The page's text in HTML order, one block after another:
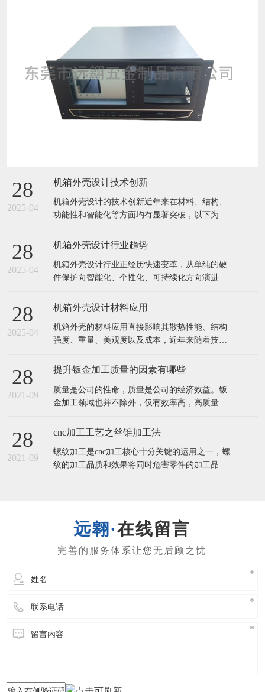
28
2025-04
机箱外壳设计技术创新
机箱外壳设计的技术创新近年来在材料、结构、
功能性和智能化等方面均有显著突破，以下为关
材料 镁铝合金/碳纤维复合材料：用于高端电竞或
ALIENWARE部分机型）。 再生环保材料：如消
费后回收塑料（PC
28
2025-04
机箱外壳设计行业趋势
机箱外壳设计行业正经历快速变革，从单纯的硬
件保护向智能化、个性化、可持续化方向演进。
需求驱动设计革新 场景细分化 电竞机箱：RGB光
设计） 创作者机箱：静音+快速拆卸（如Fractal D
28
2025-04
机箱外壳设计材料应用
机箱外壳的材料应用直接影响其散热性能、结构
强度、重量、美观度以及成本，近年来随着技术
当前主流的机箱外壳材料及其创新应用方向： 1.
本低、强度高、易冲压成型，但重量大、易生
锈。 应用：
28
2021-09
提升钣金加工质量的因素有哪些
​质量是公司的性命，质量是公司的经济效益。钣
金加工领域也并不除外，仅有效率高，高质量的
客的视角出去，想用户之所感。一，实际操作工
工序所造成的缺点，避免问题造成的可控制方法
有：⑴提升“质量第一，客户第一”的质量观念文
28
2021-09
cnc加工工艺之丝锥加工法
螺纹加工是cnc加工核心十分关键的运用之一，螺
纹的加工品质和效果将同时危害零件的加工品质
纹孔均选用柔性攻丝方式在线留言